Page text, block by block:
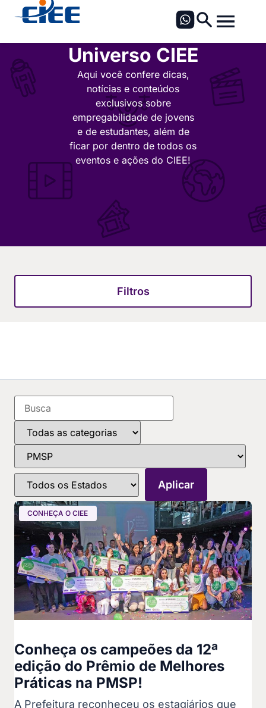
Universo CIEE
Aqui você confere dicas,
notícias e conteúdos
exclusivos sobre
empregabilidade de jovens
e de estudantes, além de
ficar por dentro de todos os
eventos e ações do CIEE!
Filtros
CONHEÇA O CIEE
Conheça os campeões da 12ª
edição do Prêmio de Melhores
Práticas na PMSP!
A Prefeitura reconheceu os estagiários que